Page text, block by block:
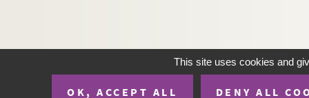
This site uses cookies and
OK, ACCEPT ALL DENY ALL